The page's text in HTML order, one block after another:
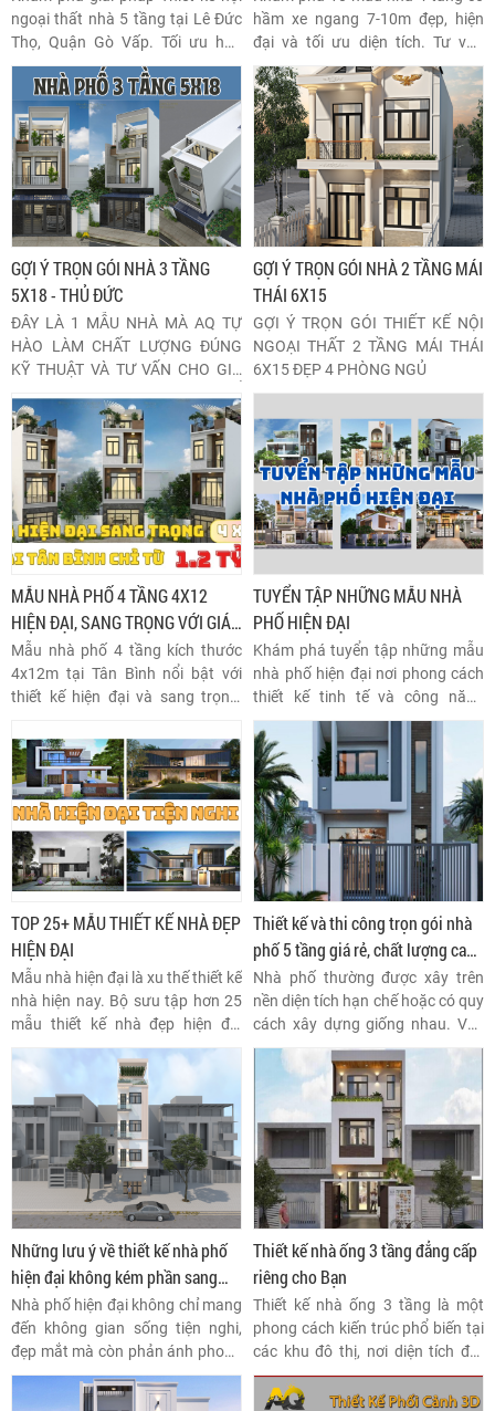
ngoại thất nhà 5 tầng tại Lê Đức
Thọ, Quận Gò Vấp. Tối ưu hóa
không gian chiều đứng, kiến tạo
không gian sống sang trọng, hiện
đại, đảm bảo tính thẩm mỹ và
công năng vượt trội. Liên hệ ngay
để nhận tư vấn chuyên sâu!
hầm xe ngang 7-10m đẹp, hiện
đại và tối ưu diện tích. Tư vấn
thiết kế, lựa chọn vật liệu và bố trí
nội thất thông minh cho không
gian sống lý tưởng.
GỢI Ý TRỌN GÓI NHÀ 3 TẦNG
5X18 - THỦ ĐỨC
ĐÂY LÀ 1 MẪU NHÀ MÀ AQ TỰ
HÀO LÀM CHẤT LƯỢNG ĐÚNG
KỸ THUẬT VÀ TƯ VẤN CHO GIA
BIẾT THÊM CHI TIẾT ...
GỢI Ý TRỌN GÓI NHÀ 2 TẦNG MÁI
THÁI 6X15
GỢI Ý TRỌN GÓI THIẾT KẾ NỘI
NGOẠI THẤT 2 TẦNG MÁI THÁI
6X15 ĐẸP 4 PHÒNG NGỦ
MẪU NHÀ PHỐ 4 TẦNG 4X12
HIỆN ĐẠI, SANG TRỌNG VỚI GIÁ
CHỈ TỪ 1,2 TỶ TẠI TÂN BÌNH
Mẫu nhà phố 4 tầng kích thước
4x12m tại Tân Bình nổi bật với
thiết kế hiện đại và sang trọng,
nghi với chi phí hợp lý chỉ từ 1,2 tỷ
đồng. Với diện tích 48m2 mỗi
tầng, căn nhà được tối ưu hóa
công năng sử dụng, phù hợp với
nhu cầu sinh hoạt của các gia
đình hiện đại.
TUYỂN TẬP NHỮNG MẪU NHÀ
PHỐ HIỆN ĐẠI
Khám phá tuyển tập những mẫu
nhà phố hiện đại nơi phong cách
thiết kế tinh tế và công năng
thông minh tạo nên không gian lý
tưởng. Những mẫu nhà này
không chỉ đẹp mắt mà còn tối ưu
hóa sự tiện nghi.
TOP 25+ MẪU THIẾT KẾ NHÀ ĐẸP
HIỆN ĐẠI
Mẫu nhà hiện đại là xu thế thiết kế
nhà hiện nay. Bộ sưu tập hơn 25
mẫu thiết kế nhà đẹp hiện đại
phản ánh xu hướng kiến trúc tiên
tiến và tối ưu hóa không gian
sống giúp bạn dễ dàng đưa ra
được lựa chọn thiết kế cho ngôi
nhà của mình.
Thiết kế và thi công trọn gói nhà
phố 5 tầng giá rẻ, chất lượng cao
từ thietkeaq
Nhà phố thường được xây trên
nền diện tích hạn chế hoặc có quy
cách xây dựng giống nhau. Vậy
nên, để không gian sống của bạn
trở nên khác biệt, bạn cần lựa
chọn đơn vị thiết kế thi công nhà
phố uy tín và chuyên nghiệp taọ
không gian riêng biệt, cá tính cho
nhà mình nhé.
Những lưu ý về thiết kế nhà phố
hiện đại không kém phần sang
trọng
Nhà phố hiện đại không chỉ mang
đến không gian sống tiện nghi,
đẹp mắt mà còn phản ánh phong
cách sống hiện đại và cá nhân
hóa của gia chủ.
Thiết kế nhà ống 3 tầng đẳng cấp
riêng cho Bạn
Thiết kế nhà ống 3 tầng là một
phong cách kiến trúc phổ biến tại
các khu đô thị, nơi diện tích đất
hạn chế. Nhà ống thường có mặt
tiền hẹp và chiều sâu dài, phù hợp